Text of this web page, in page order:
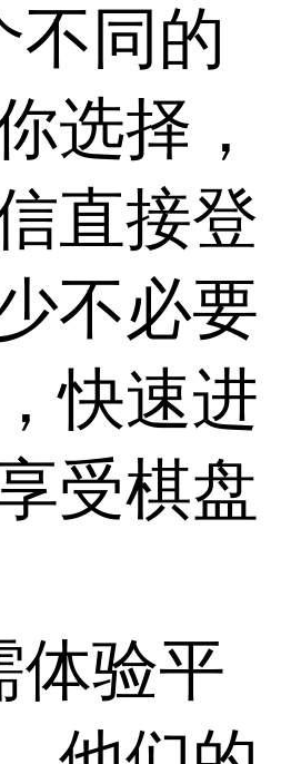
不同的
选择，
直接登
不必要
快速进
受棋盘
体验平